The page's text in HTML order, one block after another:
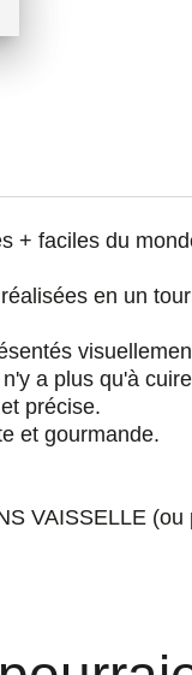
+ faciles du
en un
a plus qu'à
précise.
et gourmande.
VAISSELLE (ou